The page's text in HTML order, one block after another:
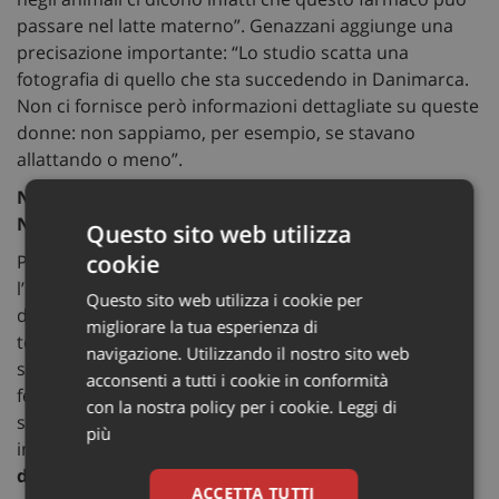
passare nel latte materno”. Genazzani aggiunge una
precisazione importante: “Lo studio scatta una
fotografia di quello che sta succedendo in Danimarca.
Non ci fornisce però informazioni dettagliate su queste
donne: non sappiamo, per esempio, se stavano
allattando o meno”.
NON SOLO PERDITA DI PESO: CONTROLLARE L’USO
NEI DIABETICI POSTPARTUM
Per gli esperti, è essenziale monitorare attentamente
l’uso di GLP‑1 in donne con diabete dopo il parto, così
da garantire che il farmaco rimanga uno strumento
terapeutico e non una scorciatoia estetica. Come
sottolinea Genazzani: “Dobbiamo monitorare il
fenomeno e fare attenzione che non diventi una
scorciatoia per perdere peso dopo la gravidanza. È
importante che
diventi un fenomeno esteticoe che l’uso avvenga
Questo sito web utilizza
cookie
Questo sito web utilizza i cookie per
migliorare la tua esperienza di
navigazione. Utilizzando il nostro sito web
acconsenti a tutti i cookie in conformità
con la nostra policy per i cookie. Leggi di
più
ACCETTA TUTTI